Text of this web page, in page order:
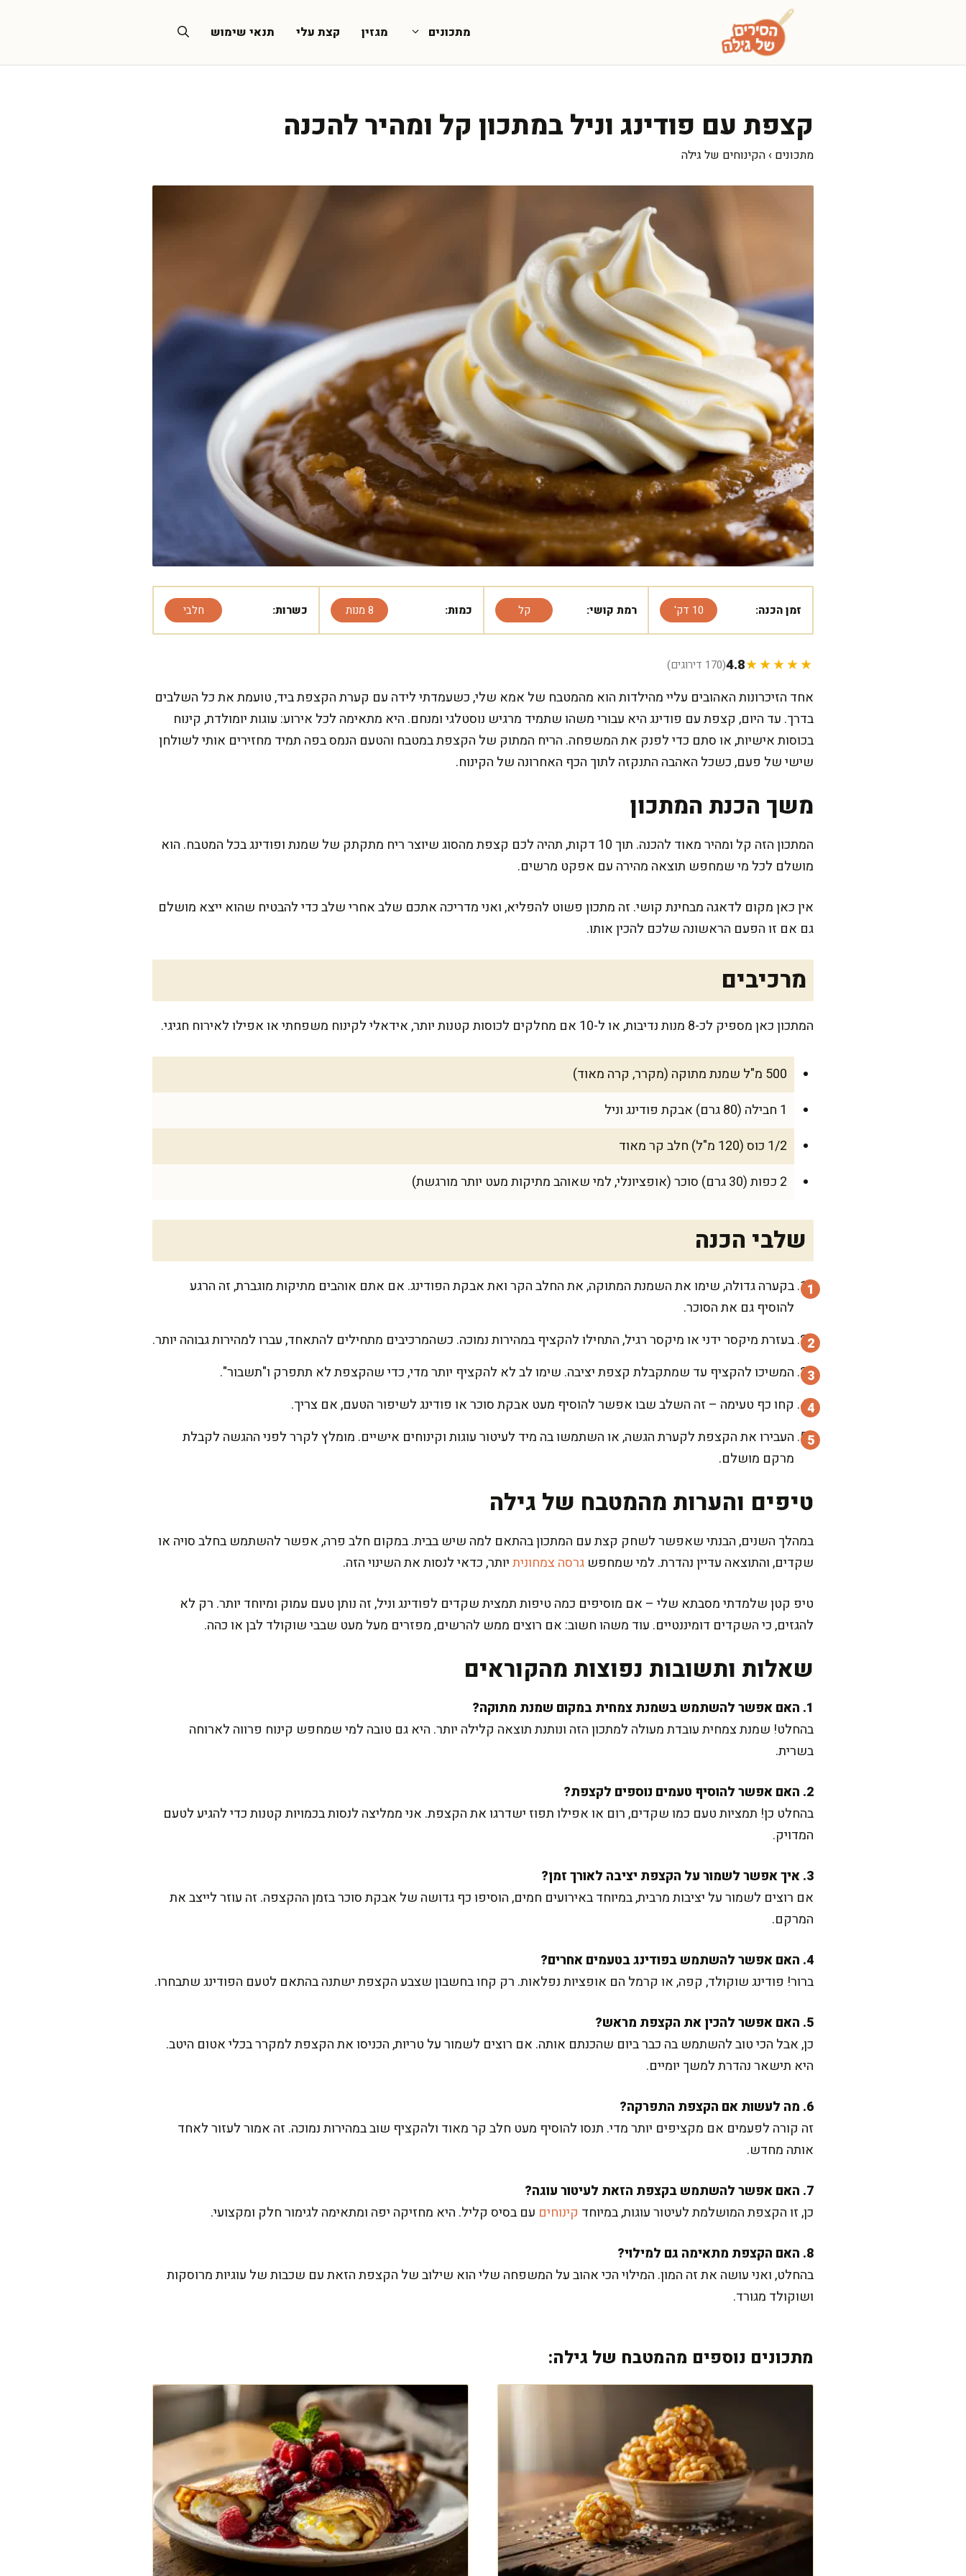
מתכונים מגזין קצת עלי תנאי שימוש
קצפת עם פודינג וניל במתכון קל ומהיר להכנה
מתכונים › הקינוחים של גילה
זמן הכנה: 10 דק' רמת קושי: קל כמות: 8 מנות כשרות: חלבי
★★★★★
4.8(170 דירוגים)
אחד הזיכרונות האהובים עליי מהילדות הוא מהמטבח של אמא שלי, כשעמדתי לידה עם קערת הקצפת ביד, טועמת את כל השלבים
בדרך. עד היום, קצפת עם פודינג היא עבורי משהו שתמיד מרגיש נוסטלגי ומנחם. היא מתאימה לכל אירוע: עוגות יומולדת, קינוח
בכוסות אישיות, או סתם כדי לפנק את המשפחה. הריח המתוק של הקצפת במטבח והטעם הנמס בפה תמיד מחזירים אותי לשולחן
שישי של פעם, כשכל האהבה התנקזה לתוך הכף האחרונה של הקינוח.
משך הכנת המתכון
המתכון הזה קל ומהיר מאוד להכנה. תוך 10 דקות, תהיה לכם קצפת מהסוג שיוצר ריח מתקתק של שמנת ופודינג בכל המטבח. הוא
מושלם לכל מי שמחפש תוצאה מהירה עם אפקט מרשים.
אין כאן מקום לדאגה מבחינת קושי. זה מתכון פשוט להפליא, ואני מדריכה אתכם שלב אחרי שלב כדי להבטיח שהוא ייצא מושלם
גם אם זו הפעם הראשונה שלכם להכין אותו.
מרכיבים
המתכון כאן מספיק לכ-8 מנות נדיבות, או ל-10 אם מחלקים לכוסות קטנות יותר, אידאלי לקינוח משפחתי או אפילו לאירוח חגיגי.
500 מ"ל שמנת מתוקה (מקרר, קרה מאוד)
1 חבילה (80 גרם) אבקת פודינג וניל
1/2 כוס (120 מ"ל) חלב קר מאוד
2 כפות (30 גרם) סוכר (אופציונלי, למי שאוהב מתיקות מעט יותר מורגשת)
שלבי הכנה
בקערה גדולה, שימו את השמנת המתוקה, את החלב הקר ואת אבקת הפודינג. אם אתם אוהבים מתיקות מוגברת, זה הרגע
להוסיף גם את הסוכר.
בעזרת מיקסר ידני או מיקסר רגיל, התחילו להקציף במהירות נמוכה. כשהמרכיבים מתחילים להתאחד, עברו למהירות גבוהה יותר.
המשיכו להקציף עד שמתקבלת קצפת יציבה. שימו לב לא להקציף יותר מדי, כדי שהקצפת לא תתפרק ו"תשבור".
קחו כף טעימה – זה השלב שבו אפשר להוסיף מעט אבקת סוכר או פודינג לשיפור הטעם, אם צריך.
העבירו את הקצפת לקערת הגשה, או השתמשו בה מיד לעיטור עוגות וקינוחים אישיים. מומלץ לקרר לפני ההגשה לקבלת
מרקם מושלם.
טיפים והערות מהמטבח של גילה
במהלך השנים, הבנתי שאפשר לשחק קצת עם המתכון בהתאם למה שיש בבית. במקום חלב פרה, אפשר להשתמש בחלב סויה או
שקדים, והתוצאה עדיין נהדרת. למי שמחפש גרסה צמחוניתיותר, כדאי לנסות את השינוי הזה.
טיפ קטן שלמדתי מסבתא שלי – אם מוסיפים כמה טיפות תמצית שקדים לפודינג וניל, זה נותן טעם עמוק ומיוחד יותר. רק לא
להגזים, כי השקדים דומיננטיים. עוד משהו חשוב: אם רוצים ממש להרשים, מפזרים מעל מעט שבבי שוקולד לבן או כהה.
שאלות ותשובות נפוצות מהקוראים
1. האם אפשר להשתמש בשמנת צמחית במקום שמנת מתוקה?
בהחלט! שמנת צמחית עובדת מעולה למתכון הזה ונותנת תוצאה קלילה יותר. היא גם טובה למי שמחפש קינוח פרווה לארוחה
בשרית.
2. האם אפשר להוסיף טעמים נוספים לקצפת?
בהחלט כן! תמציות טעם כמו שקדים, רום או אפילו תפוז ישדרגו את הקצפת. אני ממליצה לנסות בכמויות קטנות כדי להגיע לטעם
המדויק.
3. איך אפשר לשמור על הקצפת יציבה לאורך זמן?
אם רוצים לשמור על יציבות מרבית, במיוחד באירועים חמים, הוסיפו כף גדושה של אבקת סוכר בזמן ההקצפה. זה עוזר לייצב את
המרקם.
4. האם אפשר להשתמש בפודינג בטעמים אחרים?
ברור! פודינג שוקולד, קפה, או קרמל הם אופציות נפלאות. רק קחו בחשבון שצבע הקצפת ישתנה בהתאם לטעם הפודינג שתבחרו.
5. האם אפשר להכין את הקצפת מראש?
כן, אבל הכי טוב להשתמש בה כבר ביום שהכנתם אותה. אם רוצים לשמור על טריות, הכניסו את הקצפת למקרר בכלי אטום היטב.
היא תישאר נהדרת למשך יומיים.
6. מה לעשות אם הקצפת התפרקה?
זה קורה לפעמים אם מקציפים יותר מדי. תנסו להוסיף מעט חלב קר מאוד ולהקציף שוב במהירות נמוכה. זה אמור לעזור לאחד
אותה מחדש.
7. האם אפשר להשתמש בקצפת הזאת לעיטור עוגה?
כן, זו הקצפת המושלמת לעיטור עוגות, במיוחד קינוחים עם בסיס קליל. היא מחזיקה יפה ומתאימה לגימור חלק ומקצועי.
8. האם הקצפת מתאימה גם למילוי?
בהחלט, ואני עושה את זה המון. המילוי הכי אהוב על המשפחה שלי הוא שילוב של הקצפת הזאת עם שכבות של עוגיות מרוסקות
ושוקולד מגורד.
מתכונים נוספים מהמטבח של גילה: